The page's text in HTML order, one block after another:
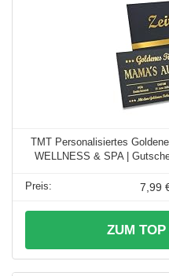
TMT Personalisiertes
WELLNESS & SPA |
7,99
ZUM